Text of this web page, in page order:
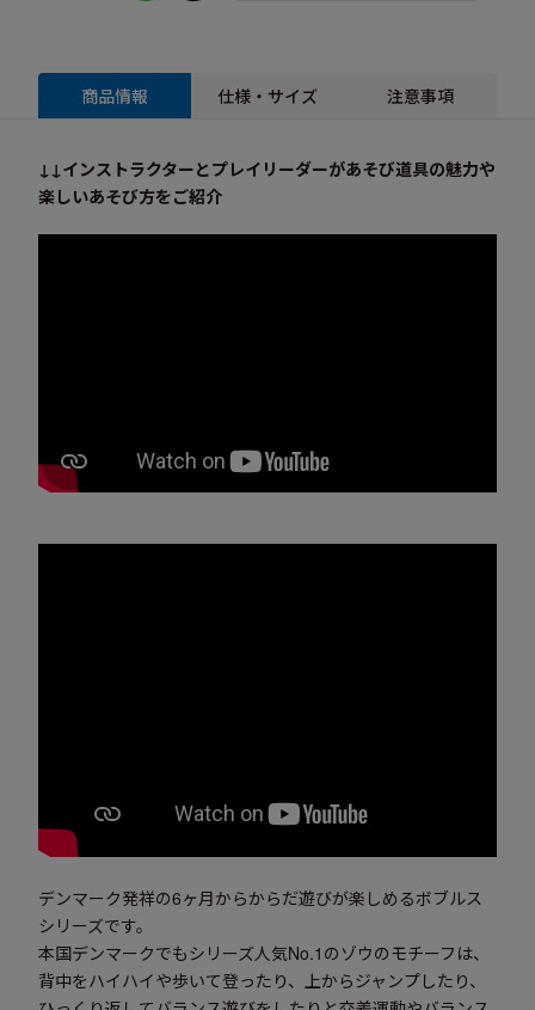
商品情報 仕様・サイズ 注意事項
↓↓インストラクターとプレイリーダーがあそび道具の魅力や
楽しいあそび方をご紹介
デンマーク発祥の6ヶ月からからだ遊びが楽しめるボブルス
シリーズです。
本国デンマークでもシリーズ人気No.1のゾウのモチーフは、
背中をハイハイや歩いて登ったり、上からジャンプしたり、